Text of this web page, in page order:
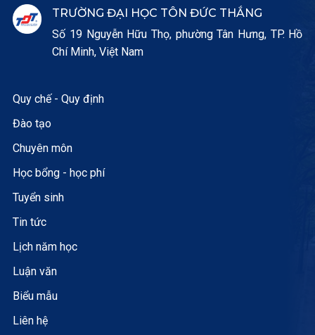
TRƯỜNG ĐẠI HỌC TÔN ĐỨC THẮNG
Số 19 Nguyễn Hữu Thọ, phường Tân Hưng, TP. Hồ
Chí Minh, Việt Nam
Quy chế - Quy định
Đào tạo
Chuyên môn
Học bổng - học phí
Tuyển sinh
Tin tức
Lịch năm học
Luận văn
Biểu mẫu
Liên hệ